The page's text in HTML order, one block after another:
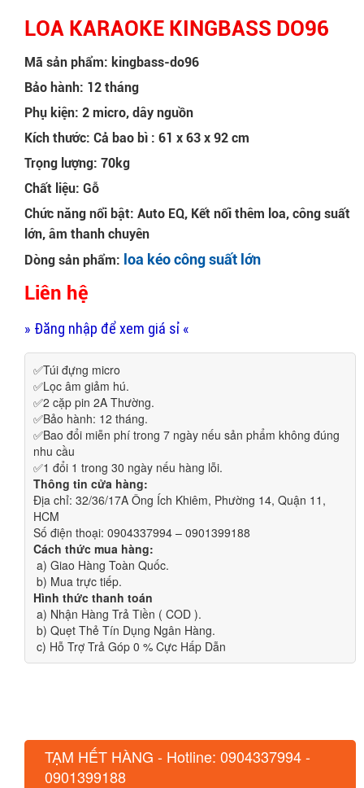
LOA KARAOKE KINGBASS DO96
Mã sản phẩm: kingbass-do96
Bảo hành: 12 tháng
Phụ kiện: 2 micro, dây nguồn
Kích thước: Cả bao bì : 61 x 63 x 92 cm
Trọng lượng: 70kg
Chất liệu: Gỗ
Chức năng nổi bật: Auto EQ, Kết nối thêm loa, công suất
lớn, âm thanh chuyên
Dòng sản phẩm: loa kéo công suất lớn
Liên hệ
» Đăng nhập để xem giá sỉ «
✅Túi đựng micro
✅Lọc âm giảm hú.
✅2 cặp pin 2A Thường.
✅Bảo hành: 12 tháng.
✅Bao đổi miễn phí trong 7 ngày nếu sản phẩm không đúng
nhu cầu
✅1 đổi 1 trong 30 ngày nếu hàng lỗi.
Thông tin cửa hàng:
Địa chỉ: 32/36/17A Ông Ích Khiêm, Phường 14, Quận 11,
HCM
Số điện thoại: 0904337994 – 0901399188
Cách thức mua hàng:
a) Giao Hàng Toàn Quốc.
b) Mua trực tiếp.
Hình thức thanh toán
a) Nhận Hàng Trả Tiền ( COD ).
b) Quẹt Thẻ Tín Dụng Ngân Hàng.
c) Hỗ Trợ Trả Góp 0 % Cực Hấp Dẫn
TẠM HẾT HÀNG - Hotline: 0904337994 -
0901399188